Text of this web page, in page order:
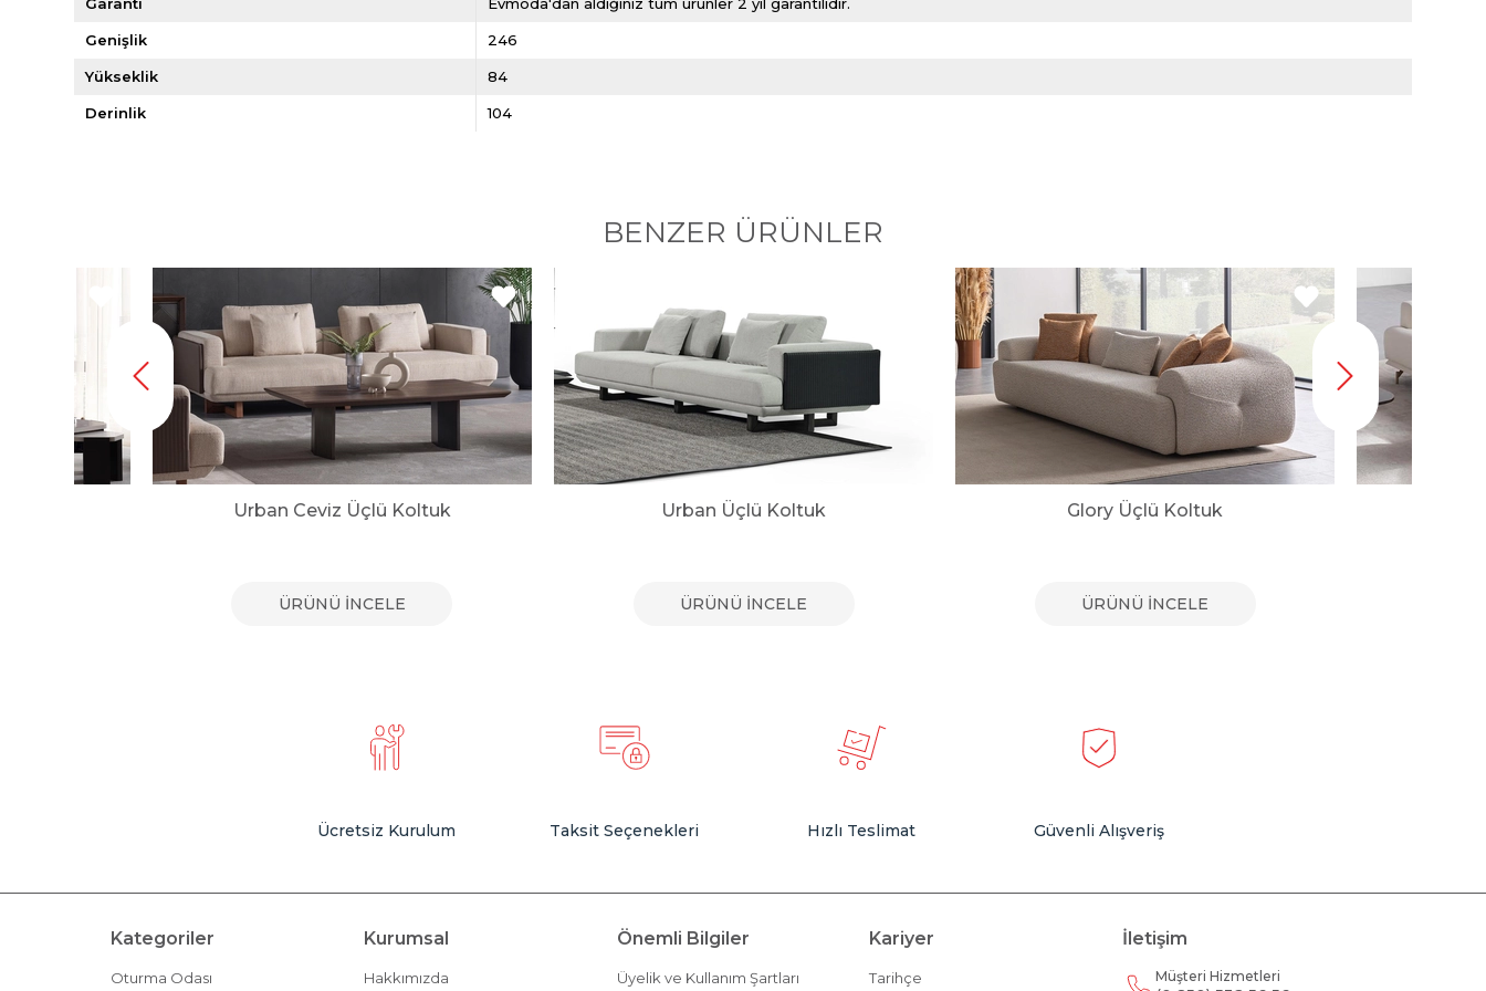
Genişlik 246
Yükseklik 84
Derinlik 104
BENZER ÜRÜNLER
Urban Ceviz Üçlü Koltuk
ÜRÜNÜ İNCELE
Urban Üçlü Koltuk
ÜRÜNÜ İNCELE
Glory Üçlü Koltuk
ÜRÜNÜ İNCELE
Ücretsiz Kurulum Taksit Seçenekleri Hızlı Teslimat Güvenli Alışveriş
Kategoriler
Oturma Odası
Kurumsal
Hakkımızda
Önemli Bilgiler
Üyelik ve Kullanım Şartları
Kariyer
Tarihçe
İletişim
Müşteri Hizmetleri